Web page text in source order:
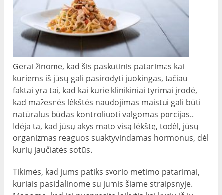
Gerai žinome, kad šis paskutinis patarimas kai
kuriems iš jūsų gali pasirodyti juokingas, tačiau
faktai yra tai, kad kai kurie klinikiniai tyrimai įrodė,
kad mažesnės lėkštės naudojimas maistui gali būti
natūralus būdas kontroliuoti valgomas porcijas..
Idėja ta, kad jūsų akys mato visą lėkštę, todėl, jūsų
organizmas reaguos suaktyvindamas hormonus, dėl
kurių jaučiatės sotūs.
Tikimės, kad jums patiks svorio metimo patarimai,
kuriais pasidalinome su jumis šiame straipsnyje.